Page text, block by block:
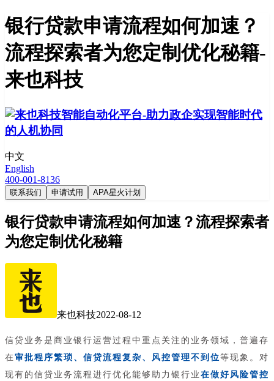
银行贷款申请流程如何加速？
流程探索者为您定制优化秘籍-
来也科技
中文
English
400-001-8136
联系我们 申请试用 APA星火计划
银行贷款申请流程如何加速？流程探索者
为您定制优化秘籍
来也科技2022-08-12
信贷业务是商业银行运营过程中重点关注的业务领域，普遍存
在审批程序繁琐、信贷流程复杂、风控管理不到位等现象。对
现有的信贷业务流程进行优化能够助力银行业在做好风险管控